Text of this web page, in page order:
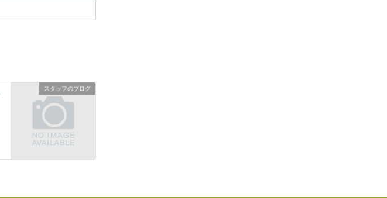
スタッフのブログ